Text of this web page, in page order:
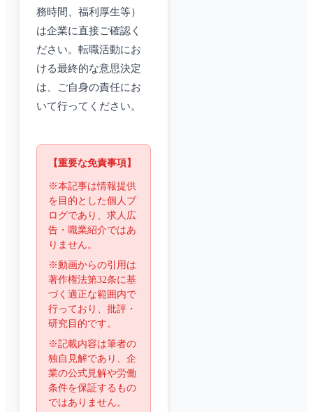
務時間、福利厚生等）
は企業に直接ご確認く
ださい。転職活動にお
ける最終的な意思決定
は、ご自身の責任にお
いて行ってください。
【重要な免責事項】
※本記事は情報提供
を目的とした個人ブ
ログであり、求人広
告・職業紹介ではあ
りません。
※動画からの引用は
著作権法第32条に基
づく適正な範囲内で
行っており、批評・
研究目的です。
※記載内容は筆者の
独自見解であり、企
業の公式見解や労働
条件を保証するもの
ではありません。